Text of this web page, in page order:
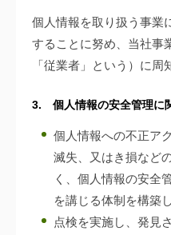
個人情報を取り扱う事業
することに努め、当社事
「従業者」という）に周
3. 個人情報の安全管理に
個人情報への不正ア
滅失、又はき損など
く、個人情報の安全
を講じる体制を構築
点検を実施し、発見